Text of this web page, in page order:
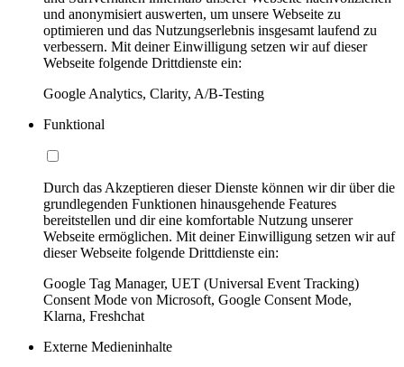
und anonymisiert auswerten, um unsere Webseite zu
optimieren und das Nutzungserlebnis insgesamt laufend zu
verbessern. Mit deiner Einwilligung setzen wir auf dieser
Webseite folgende Drittdienste ein:
Google Analytics, Clarity, A/B-Testing
Funktional
Durch das Akzeptieren dieser Dienste können wir dir über die
grundlegenden Funktionen hinausgehende Features
bereitstellen und dir eine komfortable Nutzung unserer
Webseite ermöglichen. Mit deiner Einwilligung setzen wir auf
dieser Webseite folgende Drittdienste ein:
Google Tag Manager, UET (Universal Event Tracking)
Consent Mode von Microsoft, Google Consent Mode,
Klarna, Freshchat
Externe Medieninhalte